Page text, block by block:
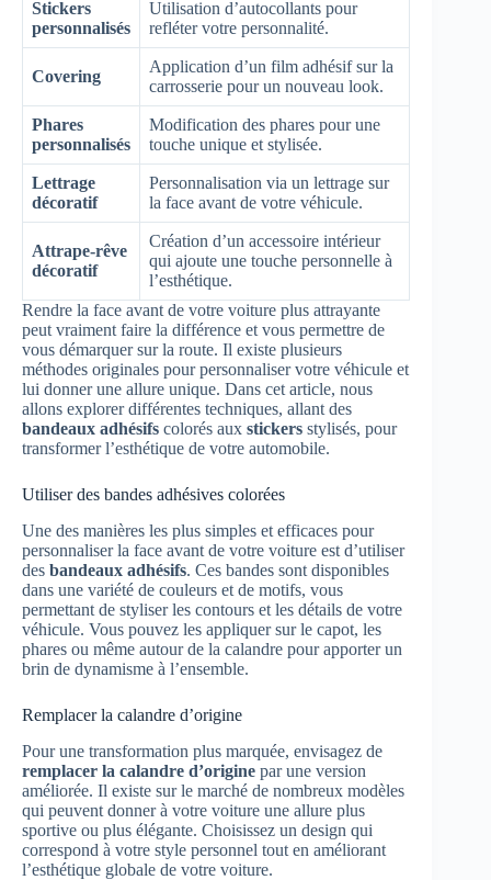
Stickers
personnalisés
Utilisation d’autocollants pour
refléter votre personnalité.
Covering
Application d’un film adhésif sur la
carrosserie pour un nouveau look.
Phares
personnalisés
Modification des phares pour une
touche unique et stylisée.
Lettrage
décoratif
Personnalisation via un lettrage sur
la face avant de votre véhicule.
Attrape-rêve
décoratif
Création d’un accessoire intérieur
qui ajoute une touche personnelle à
l’esthétique.
Rendre la face avant de votre voiture plus attrayante
peut vraiment faire la différence et vous permettre de
vous démarquer sur la route. Il existe plusieurs
méthodes originales pour personnaliser votre véhicule et
lui donner une allure unique. Dans cet article, nous
allons explorer différentes techniques, allant des
bandeaux adhésifs colorés aux stickers stylisés, pour
transformer l’esthétique de votre automobile.
Utiliser des bandes adhésives colorées
Une des manières les plus simples et efficaces pour
personnaliser la face avant de votre voiture est d’utiliser
des bandeaux adhésifs. Ces bandes sont disponibles
dans une variété de couleurs et de motifs, vous
permettant de styliser les contours et les détails de votre
véhicule. Vous pouvez les appliquer sur le capot, les
phares ou même autour de la calandre pour apporter un
brin de dynamisme à l’ensemble.
Remplacer la calandre d’origine
Pour une transformation plus marquée, envisagez de
remplacer la calandre d’origine par une version
améliorée. Il existe sur le marché de nombreux modèles
qui peuvent donner à votre voiture une allure plus
sportive ou plus élégante. Choisissez un design qui
correspond à votre style personnel tout en améliorant
l’esthétique globale de votre voiture.